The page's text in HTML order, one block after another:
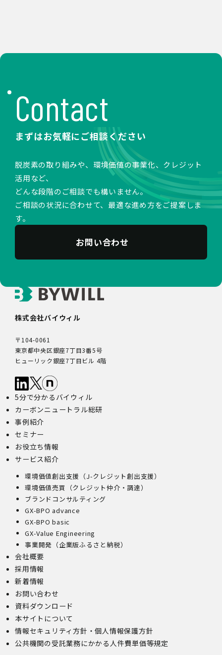
Contact
まずはお気軽にご相談ください
脱炭素の取り組みや、環境価値の事業化、クレジット
活用など、
どんな段階のご相談でも構いません。
ご相談の状況に合わせて、最適な進め方をご提案しま
す。
お問い合わせ
株式会社バイウィル
〒104-0061
東京都中央区銀座7丁目3番5号
ヒューリック銀座7丁目ビル 4階
5分で分かるバイウィル
カーボンニュートラル総研
事例紹介
セミナー
お役立ち情報
サービス紹介
環境価値創出支援（J-クレジット創出支援）
環境価値売買（クレジット仲介・調達）
ブランドコンサルティング
GX-BPO advance
GX-BPO basic
GX-Value Engineering
事業開発（企業版ふるさと納税）
会社概要
採用情報
新着情報
お問い合わせ
資料ダウンロード
本サイトについて
情報セキュリティ方針・個人情報保護方針
公共機関の受託業務にかかる人件費単価等規定